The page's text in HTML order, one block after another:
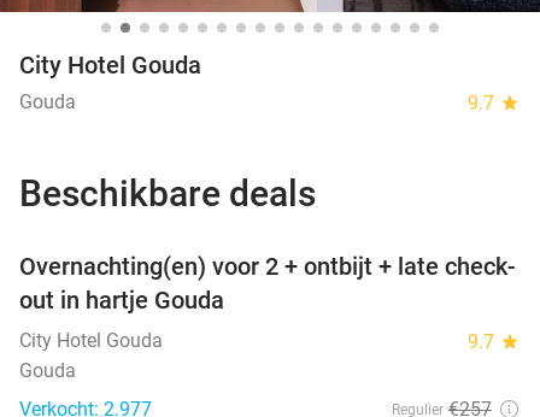
City Hotel Gouda
Gouda 9.7 star
Beschikbare deals
Overnachting(en) voor 2 + ontbijt + late check-
out in hartje Gouda
City Hotel Gouda 9.7 star
Gouda
Verkocht: 2.977
Regulier €257